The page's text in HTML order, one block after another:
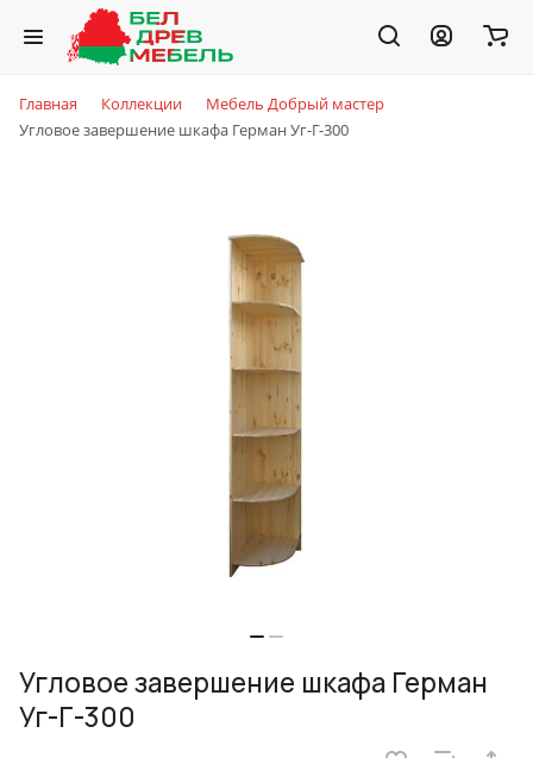
Главная Коллекции
Мебель Добрый мастер
Угловое завершение шкафа Герман Уг-Г-300
Угловое завершение шкафа Герман
Уг-Г-300